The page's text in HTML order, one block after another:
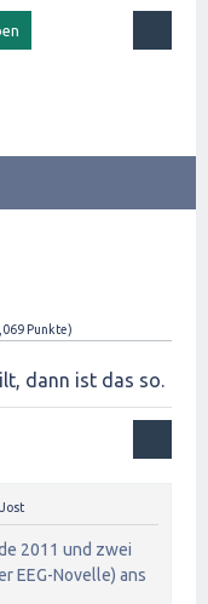
Punkte)
dann ist das so.
2011 und zwei
EEG-Novelle) ans